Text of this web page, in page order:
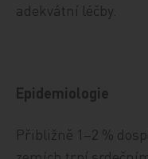
adekvátní léčby.
Epidemiologie
Přibližně 1–2 %